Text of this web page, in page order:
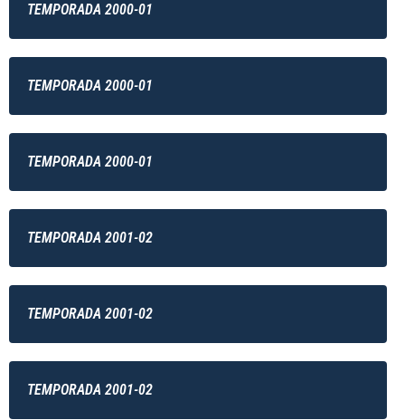
TEMPORADA 2000-01
TEMPORADA 2000-01
TEMPORADA 2000-01
TEMPORADA 2001-02
TEMPORADA 2001-02
TEMPORADA 2001-02